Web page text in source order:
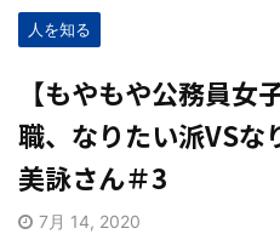
人を知る
【もやもや公務員女
職、なりたい派VS
美詠さん＃3
7月 14, 2020